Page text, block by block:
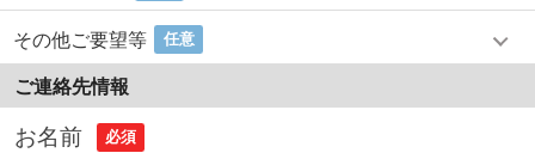
その他ご要望等 任意
ご連絡先情報
お名前 必須